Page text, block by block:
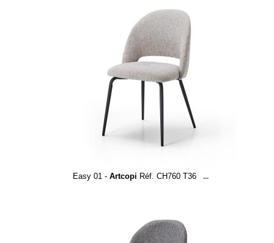
Easy 01 - Artcopi Réf. CH760 T36 ...